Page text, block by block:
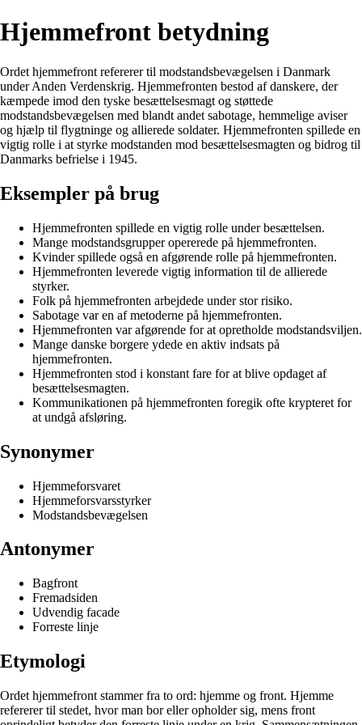
Hjemmefront betydning
Ordet hjemmefront refererer til modstandsbevægelsen i Danmark
under Anden Verdenskrig. Hjemmefronten bestod af danskere, der
kæmpede imod den tyske besættelsesmagt og støttede
modstandsbevægelsen med blandt andet sabotage, hemmelige aviser
og hjælp til flygtninge og allierede soldater. Hjemmefronten spillede en
vigtig rolle i at styrke modstanden mod besættelsesmagten og bidrog til
Danmarks befrielse i 1945.
Eksempler på brug
Hjemmefronten spillede en vigtig rolle under besættelsen.
Mange modstandsgrupper opererede på hjemmefronten.
Kvinder spillede også en afgørende rolle på hjemmefronten.
Hjemmefronten leverede vigtig information til de allierede
styrker.
Folk på hjemmefronten arbejdede under stor risiko.
Sabotage var en af metoderne på hjemmefronten.
Hjemmefronten var afgørende for at opretholde modstandsviljen.
Mange danske borgere ydede en aktiv indsats på
hjemmefronten.
Hjemmefronten stod i konstant fare for at blive opdaget af
besættelsesmagten.
Kommunikationen på hjemmefronten foregik ofte krypteret for
at undgå afsløring.
Synonymer
Hjemmeforsvaret
Hjemmeforsvarsstyrker
Modstandsbevægelsen
Antonymer
Bagfront
Fremadsiden
Udvendig facade
Forreste linje
Etymologi
Ordet hjemmefront stammer fra to ord: hjemme og front. Hjemme
refererer til stedet, hvor man bor eller opholder sig, mens front